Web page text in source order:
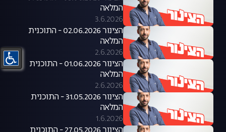
המלאה
3.6.2026
הצינור 02.06.2026 - התוכנית
המלאה
2.6.2026
הצינור 01.06.2026 - התוכנית
המלאה
2.6.2026
הצינור 31.05.2026 - התוכנית
המלאה
1.6.2026